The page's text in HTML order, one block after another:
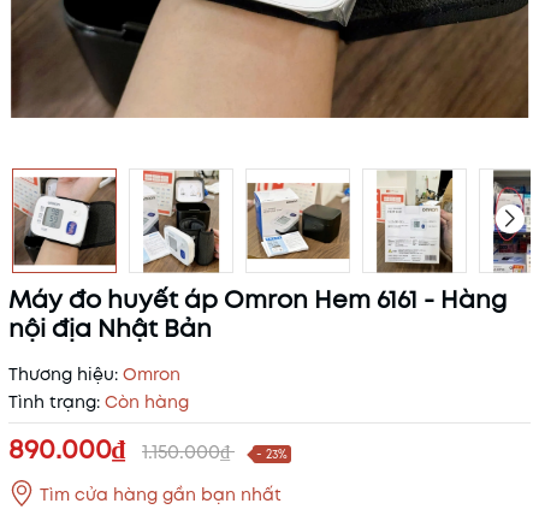
Máy đo huyết áp Omron Hem 6161 - Hàng
nội địa Nhật Bản
Thương hiệu: Omron
Tình trạng: Còn hàng
890.000₫ 1.150.000₫ - 23%
Tìm cửa hàng gần bạn nhất